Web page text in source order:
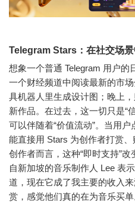
Telegram Stars：在社交场景
想象一个普通 Telegram 用户的
一个财经频道中阅读最新的市
具机器人里生成设计图；晚上
新作品。在过去，这一切只是“
可以伴随着“价值流动”。当用
能直接用 Stars 为创作者打赏
创作者而言，这种“即时支持”
自新加坡的音乐制作人 Lee 表
道，现在它成了我主要的收入
赏，感觉他们真的在为音乐买单